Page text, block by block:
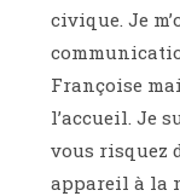
civique. Je
Françoise
l’accueil. Je
vous risquez
appareil à la